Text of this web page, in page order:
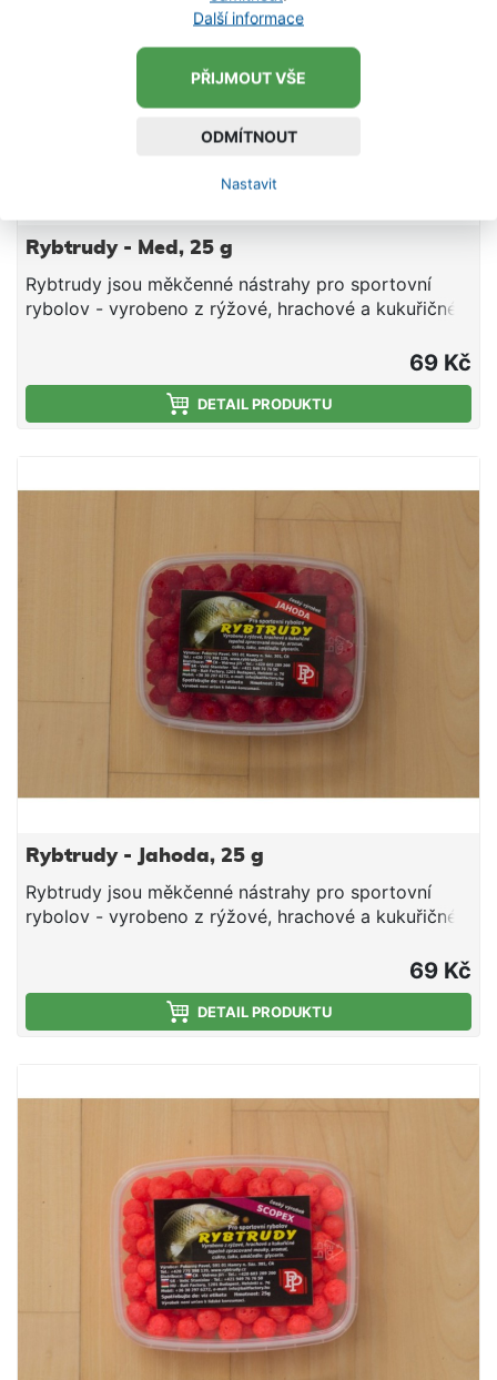
Další informace
PŘIJMOUT VŠE
ODMÍTNOUT
Nastavit
Rybtrudy - Med, 25 g
Rybtrudy jsou měkčenné nástrahy pro sportovní
rybolov - vyrobeno z rýžové, hrachové a kukuřičné
69 Kč
DETAIL PRODUKTU
Rybtrudy - Jahoda, 25 g
Rybtrudy jsou měkčenné nástrahy pro sportovní
rybolov - vyrobeno z rýžové, hrachové a kukuřičné
69 Kč
DETAIL PRODUKTU